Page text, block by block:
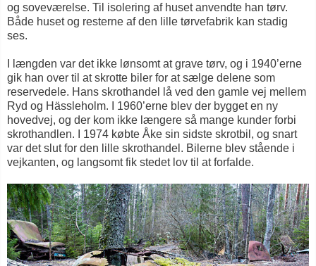
og soveværelse. Til isolering af huset anvendte han tørv.
Både huset og resterne af den lille tørvefabrik kan stadig
ses.
I længden var det ikke lønsomt at grave tørv, og i 1940’erne
gik han over til at skrotte biler for at sælge delene som
reservedele. Hans skrothandel lå ved den gamle vej mellem
Ryd og Hässleholm. I 1960’erne blev der bygget en ny
hovedvej, og der kom ikke længere så mange kunder forbi
skrothandlen. I 1974 købte Åke sin sidste skrotbil, og snart
var det slut for den lille skrothandel. Bilerne blev stående i
vejkanten, og langsomt fik stedet lov til at forfalde.